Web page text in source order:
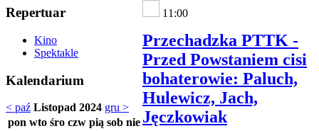
Repertuar
Kino
Spektakle
Kalendarium
< paź Listopad 2024 gru >
pon wto śro czw pią sob nie
11:00
Przechadzka PTTK -
Przed Powstaniem cisi
bohaterowie: Paluch,
Hulewicz, Jach,
Jęczkowiak